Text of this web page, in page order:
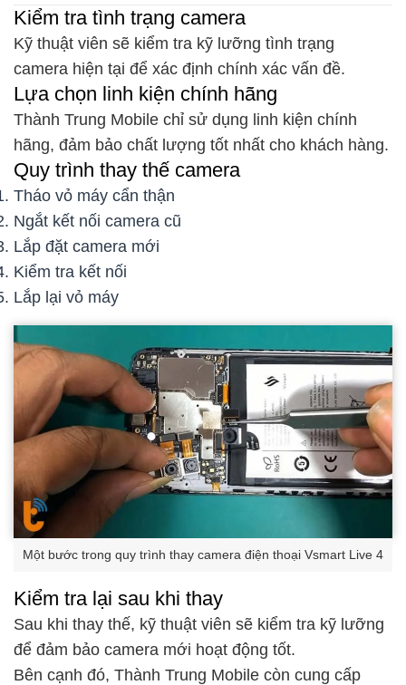
Kiểm tra tình trạng camera
Kỹ thuật viên sẽ kiểm tra kỹ lưỡng tình trạng
camera hiện tại để xác định chính xác vấn đề.
Lựa chọn linh kiện chính hãng
Thành Trung Mobile chỉ sử dụng linh kiện chính
hãng, đảm bảo chất lượng tốt nhất cho khách hàng.
Quy trình thay thế camera
Tháo vỏ máy cẩn thận
Ngắt kết nối camera cũ
Lắp đặt camera mới
Kiểm tra kết nối
Lắp lại vỏ máy
Một bước trong quy trình thay camera điện thoại Vsmart Live 4
Kiểm tra lại sau khi thay
Sau khi thay thế, kỹ thuật viên sẽ kiểm tra kỹ lưỡng
để đảm bảo camera mới hoạt động tốt.
Bên cạnh đó, Thành Trung Mobile còn cung cấp